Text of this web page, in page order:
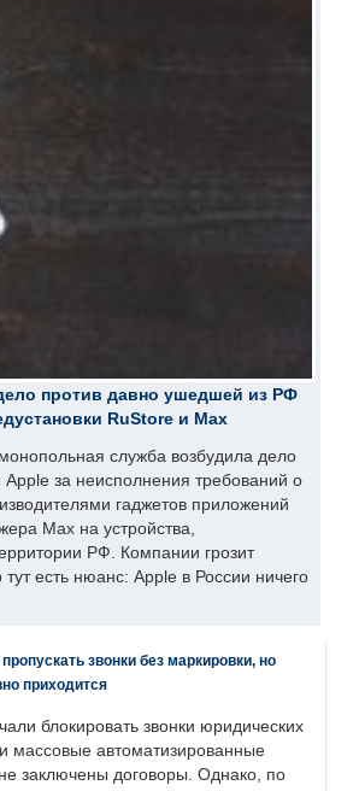
против давно ушедшей из РФ
RuStore и Max
служба возбудила дело
Apple за неисполнения требований о
гаджетов приложений
Max на устройства,
РФ. Компании грозит
есть нюанс: Apple в России ничего
звонки без маркировки, но
приходится
блокировать звонки юридических
массовые автоматизированные
заключены договоры. Однако, по